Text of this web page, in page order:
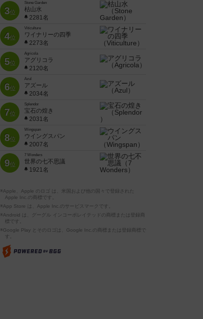
3位
Stone Garden
枯山水
2281名
4位
Viticulture
ワイナリーの四季
2273名
5位
Agricola
アグリコラ
2120名
6位
Azul
アズール
2034名
7位
Splendor
宝石の煌き
2031名
8位
Wingspan
ウイングスパン
2007名
9位
7 Wonders
世界の七不思議
1921名
※Apple、Apple のロゴ は、米国および他の国々で登録された
Apple Inc.の商標です。
※App Store は、Apple Inc.のサービスマークです。
※Android は、グーグル インコーポレイテッドの商標または登録商
標です。
※Google Play とそのロゴは、Google Inc.の商標または登録商標で
す。